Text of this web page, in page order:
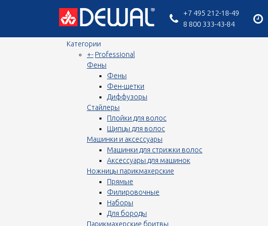
+7 495 212-18-49
8 800 333-43-84
Категории
+- Professional
Фены
Фены
Фен-щетки
Диффузоры
Стайлеры
Плойки для волос
Щипцы для волос
Машинки и аксессуары
Машинки для стрижки волос
Аксессуары для машинок
Ножницы парикмахерские
Прямые
Филировочные
Наборы
Для бороды
Парикмахерские бритвы